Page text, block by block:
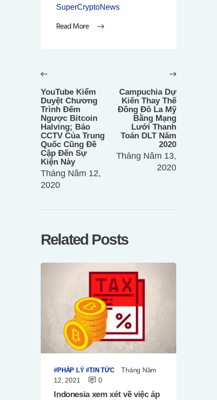
SuperCryptoNews
Read More
hướng
bài
viết
post:
YouTube Kiểm
Duyệt Chương
Trình Đếm
Ngược Bitcoin
Halving; Báo
CCTV Của Trung
Quốc Cũng Đề
Cập Đến Sự
Kiện Này
Tháng Năm 12,
2020
Campuchia Dự
Kiến Thay Thế
Đồng Đô La Mỹ
Bằng Mạng
Lưới Thanh
Toán DLT Năm
2020
Tháng Năm 13,
2020
Related Posts
PHÁP LÝ TIN TỨC
Tháng Năm
12, 2021
0
Indonesia xem xét về việc áp